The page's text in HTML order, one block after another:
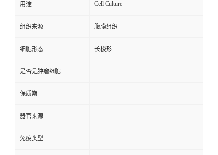
用途 Cell Culture
组织来源 腹膜组织
细胞形态 长梭形
是否是肿瘤细胞
保质期
器官来源
免疫类型